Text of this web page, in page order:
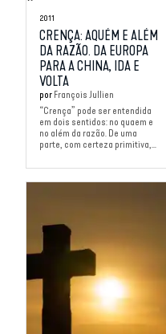
2011
CRENÇA: AQUÉM E ALÉM
DA RAZÃO. DA EUROPA
PARA A CHINA, IDA E
VOLTA
por François Jullien
“Crença” pode ser entendida
em dois sentidos: no quaem e
no além da razão. De uma
parte, com certeza primitiva,...